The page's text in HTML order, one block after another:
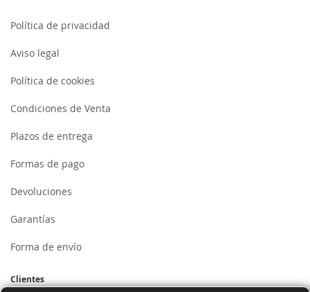
Política de privacidad
Aviso legal
Política de cookies
Condiciones de Venta
Plazos de entrega
Formas de pago
Devoluciones
Garantías
Forma de envío
Clientes